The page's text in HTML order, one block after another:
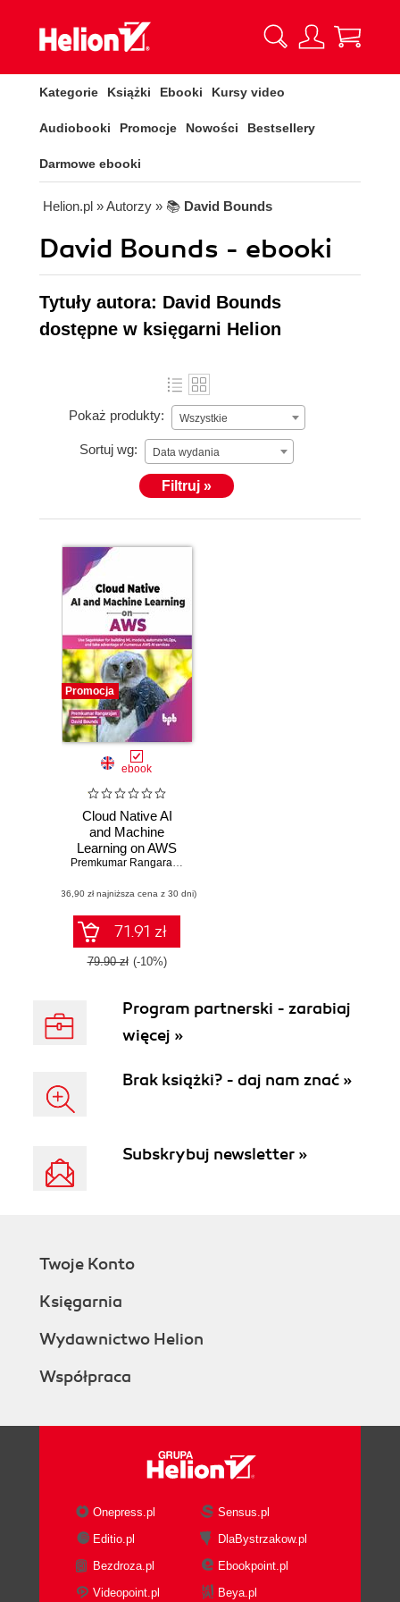
Kategorie Książki Ebooki Kursy video
Audiobooki Promocje Nowości Bestsellery
Darmowe ebooki
Helion.pl » Autorzy » 📚 David Bounds
David Bounds - ebooki
Tytuły autora: David Bounds
dostępne w księgarni Helion
Pokaż produkty: Wszystkie
Sortuj wg: Data wydania
Filtruj »
Promocja
ebook
Cloud Native AI
and Machine
Learning on AWS
Premkumar Rangarajan
(36,90 zł najniższa cena z 30 dni)
71.91 zł
79.90 zł (-10%)
Program partnerski - zarabiaj
więcej »
Brak książki? - daj nam znać »
Subskrybuj newsletter »
Twoje Konto
Księgarnia
Wydawnictwo Helion
Współpraca
Onepress.pl
Sensus.pl
Editio.pl
DlaBystrzakow.pl
Bezdroza.pl
Ebookpoint.pl
Videopoint.pl
Beya.pl